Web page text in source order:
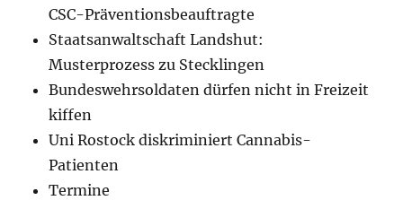
CSC-Präventionsbeauftragte
Staatsanwaltschaft Landshut:
Musterprozess zu Stecklingen
Bundeswehrsoldaten dürfen nicht in Freizeit
kiffen
Uni Rostock diskriminiert Cannabis-
Patienten
Termine